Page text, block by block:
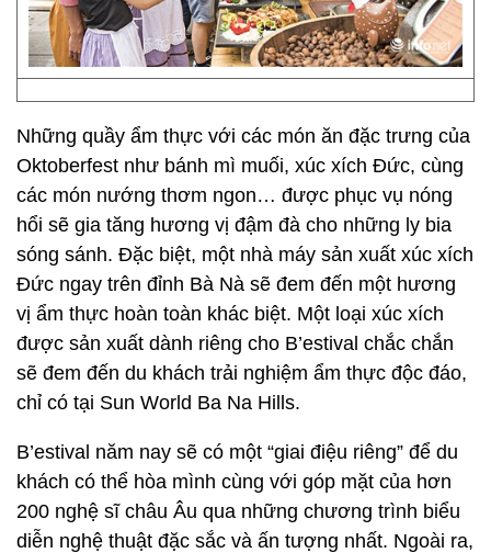
Những quầy ẩm thực với các món ăn đặc trưng của
Oktoberfest như bánh mì muối, xúc xích Đức, cùng
các món nướng thơm ngon… được phục vụ nóng
hổi sẽ gia tăng hương vị đậm đà cho những ly bia
sóng sánh. Đặc biệt, một nhà máy sản xuất xúc xích
Đức ngay trên đỉnh Bà Nà sẽ đem đến một hương
vị ẩm thực hoàn toàn khác biệt. Một loại xúc xích
được sản xuất dành riêng cho B’estival chắc chắn
sẽ đem đến du khách trải nghiệm ẩm thực độc đáo,
chỉ có tại Sun World Ba Na Hills.
B’estival năm nay sẽ có một “giai điệu riêng” để du
khách có thể hòa mình cùng với góp mặt của hơn
200 nghệ sĩ châu Âu qua những chương trình biểu
diễn nghệ thuật đặc sắc và ấn tượng nhất. Ngoài ra,